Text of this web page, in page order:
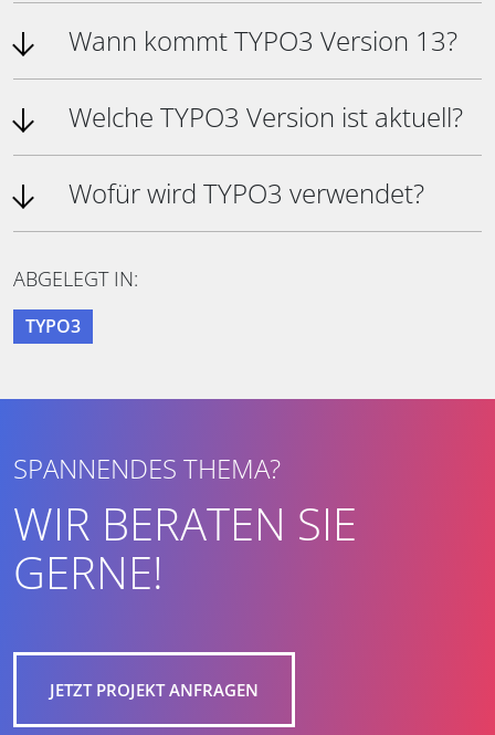
Wann kommt TYPO3 Version 13?
Welche TYPO3 Version ist aktuell?
Wofür wird TYPO3 verwendet?
ABGELEGT IN:
TYPO3
SPANNENDES THEMA?
WIR BERATEN SIE
GERNE!
JETZT PROJEKT ANFRAGEN